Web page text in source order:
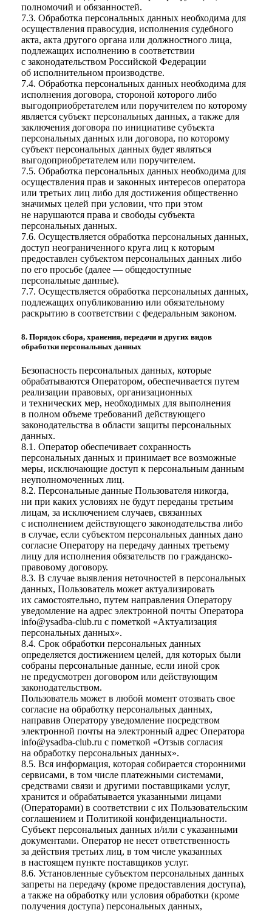
полномочий и обязанностей.
7.3. Обработка персональных данных необходима для
осуществления правосудия, исполнения судебного
акта, акта другого органа или должностного лица,
подлежащих исполнению в соответствии
с законодательством Российской Федерации
об исполнительном производстве.
7.4. Обработка персональных данных необходима для
исполнения договора, стороной которого либо
выгодоприобретателем или поручителем по которому
является субъект персональных данных, а также для
заключения договора по инициативе субъекта
персональных данных или договора, по которому
субъект персональных данных будет являться
выгодоприобретателем или поручителем.
7.5. Обработка персональных данных необходима для
осуществления прав и законных интересов оператора
или третьих лиц либо для достижения общественно
значимых целей при условии, что при этом
не нарушаются права и свободы субъекта
персональных данных.
7.6. Осуществляется обработка персональных данных,
доступ неограниченного круга лиц к которым
предоставлен субъектом персональных данных либо
по его просьбе (далее — общедоступные
персональные данные).
7.7. Осуществляется обработка персональных данных,
подлежащих опубликованию или обязательному
раскрытию в соответствии с федеральным законом.
8. Порядок сбора, хранения, передачи и других видов
обработки персональных данных
Безопасность персональных данных, которые
обрабатываются Оператором, обеспечивается путем
реализации правовых, организационных
и технических мер, необходимых для выполнения
в полном объеме требований действующего
законодательства в области защиты персональных
данных.
8.1. Оператор обеспечивает сохранность
персональных данных и принимает все возможные
меры, исключающие доступ к персональным данным
неуполномоченных лиц.
8.2. Персональные данные Пользователя никогда,
ни при каких условиях не будут переданы третьим
лицам, за исключением случаев, связанных
с исполнением действующего законодательства либо
в случае, если субъектом персональных данных дано
согласие Оператору на передачу данных третьему
лицу для исполнения обязательств по гражданско-
правовому договору.
8.3. В случае выявления неточностей в персональных
данных, Пользователь может актуализировать
их самостоятельно, путем направления Оператору
уведомление на адрес электронной почты Оператора
info@ysadba-club.ru с пометкой «Актуализация
персональных данных».
8.4. Срок обработки персональных данных
определяется достижением целей, для которых были
собраны персональные данные, если иной срок
не предусмотрен договором или действующим
законодательством.
Пользователь может в любой момент отозвать свое
согласие на обработку персональных данных,
направив Оператору уведомление посредством
электронной почты на электронный адрес Оператора
info@ysadba-club.ru с пометкой «Отзыв согласия
на обработку персональных данных».
8.5. Вся информация, которая собирается сторонними
сервисами, в том числе платежными системами,
средствами связи и другими поставщиками услуг,
хранится и обрабатывается указанными лицами
(Операторами) в соответствии с их Пользовательским
соглашением и Политикой конфиденциальности.
Субъект персональных данных и/или с указанными
документами. Оператор не несет ответственность
за действия третьих лиц, в том числе указанных
в настоящем пункте поставщиков услуг.
8.6. Установленные субъектом персональных данных
запреты на передачу (кроме предоставления доступа),
а также на обработку или условия обработки (кроме
получения доступа) персональных данных,